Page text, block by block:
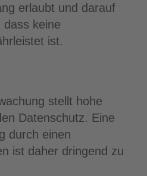
erlaubt und darauf
dass keine
ist.
stellt hohe
Datenschutz. Eine
durch einen
ist daher dringend zu